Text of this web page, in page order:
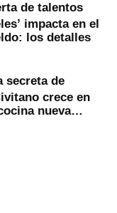
de talentos
impacta en el
los detalles
secreta de
crece en
nueva